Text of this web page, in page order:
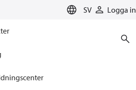
SV Logga in
solutions